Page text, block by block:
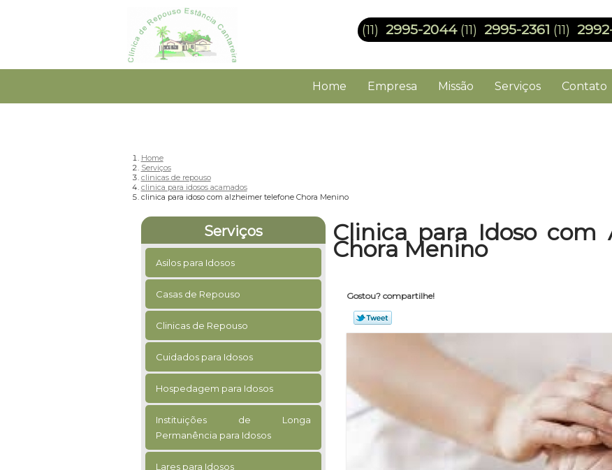
Home Empresa Missão Serviços Contato
(11) 2995-2044 (11) 2995-2361 (11)
Home
Serviços
clinicas de repouso
clinica para idosos acamados
clinica para idoso com alzheimer telefone Chora Menino
Serviços
Asilos para Idosos
Casas de Repouso
Clinicas de Repouso
Cuidados para Idosos
Hospedagem para Idosos
Instituições de Longa
Permanência para Idosos
Lares para Idosos
Clinica para Idoso com
Chora Menino
Gostou? compartilhe!